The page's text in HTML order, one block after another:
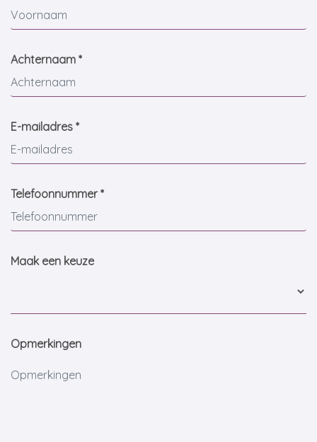
Achternaam *
E-mailadres *
Telefoonnummer *
Maak een keuze
Opmerkingen